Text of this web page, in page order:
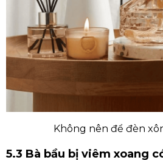
Không nên để đèn
5.3 Bà bầu bị viêm xoang